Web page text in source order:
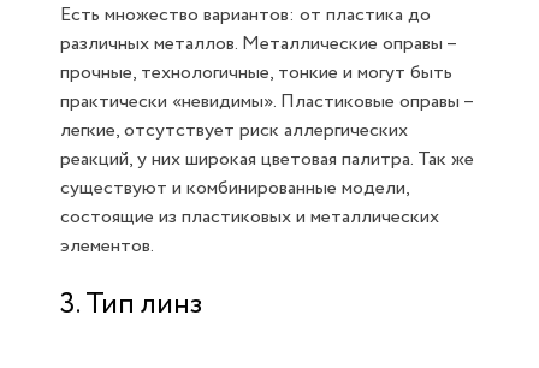
Есть множество вариантов: от пластика до
различных металлов. Металлические оправы –
прочные, технологичные, тонкие и могут быть
практически «невидимы». Пластиковые оправы –
легкие, отсутствует риск аллергических
реакций, у них широкая цветовая палитра. Так же
существуют и комбинированные модели,
состоящие из пластиковых и металлических
элементов.
3. Тип линз